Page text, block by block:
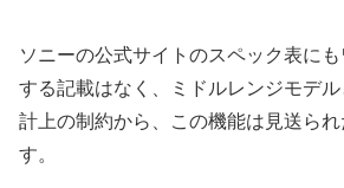
ソニーの公式サイトのスペック表に
する記載はなく、ミドルレンジモデ
計上の制約から、この機能は見送ら
す。